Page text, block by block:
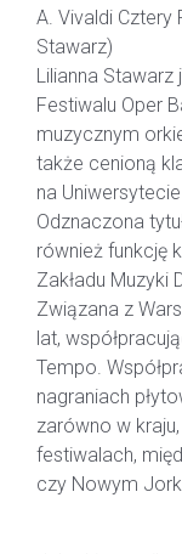
A. Vivaldi Cztery
Stawarz)
Lilianna
Festiwalu Oper
muzycznym
także cenioną
na
Odznaczona
również funkcję
Zakładu Muzyki
Związana z
lat,
Tempo.
nagraniach
zarówno w
festiwalach,
czy Nowym